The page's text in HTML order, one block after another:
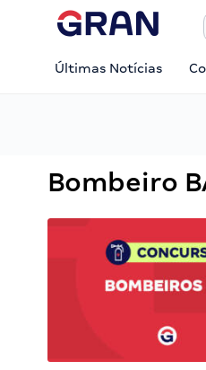
Últimas Notícias
Bombeiro